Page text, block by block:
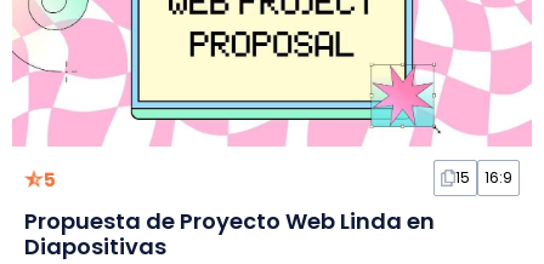
5 15 16:9
Propuesta de Proyecto Web Linda en
Diapositivas